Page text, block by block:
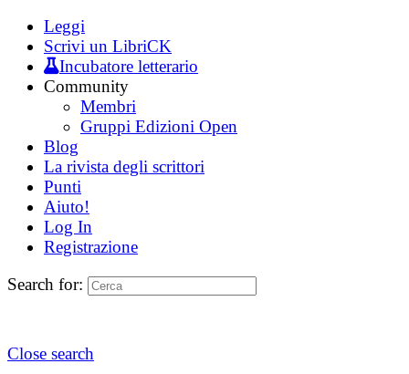
Leggi
Scrivi un LibriCK
Incubatore letterario
Community
Membri
Gruppi Edizioni Open
Blog
La rivista degli scrittori
Punti
Aiuto!
Log In
Registrazione
Search for:
Close search